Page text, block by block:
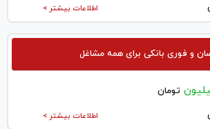
اطلاعات بیشتر >
و فوری بانکی برای همه مشاغل
تومان
اطلاعات بیشتر >